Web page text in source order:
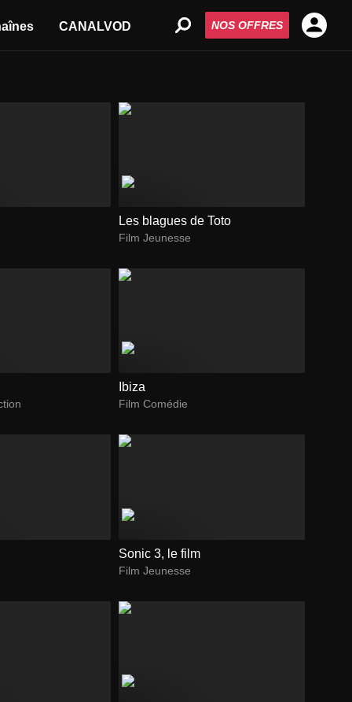
CANALVOD NOS OFFRES
Les blagues de Toto
Film Jeunesse
Ibiza
Film Comédie
Sonic 3, le film
Film Jeunesse